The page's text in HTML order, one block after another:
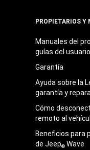
PROPIETARIOS Y
Manuales del
guías delusuario
Garantía
Ayuda sobre la
garantía y
Cómo
remoto al
Beneficios para
de Jeep® Wave